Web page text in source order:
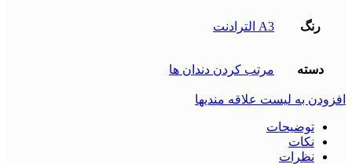
رنگ A3 الترادنت
دسته مرتب کردن دندان ها
افزودن به لیست علاقه مندیها
توضیحات
نکات
نظرات